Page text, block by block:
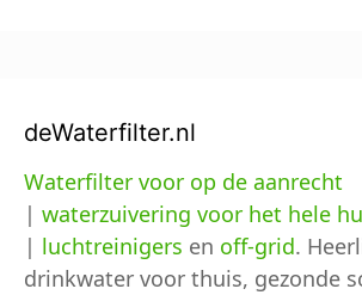
deWaterfilter.nl
Waterfilter voor op de aanrecht
| waterzuivering voor het hele
| luchtreinigers en off-grid.
drinkwater voor thuis, gezonde